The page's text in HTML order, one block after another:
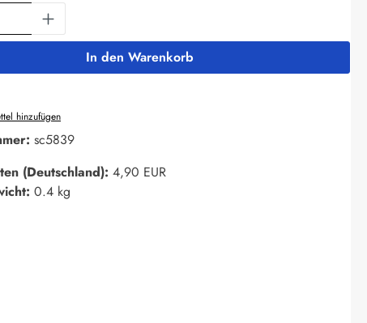
Anzahl: Gib den gewünschten Wert ein
In den Warenkorb
hinzufügen
sc5839
(Deutschland): 4,90 EUR
0.4 kg